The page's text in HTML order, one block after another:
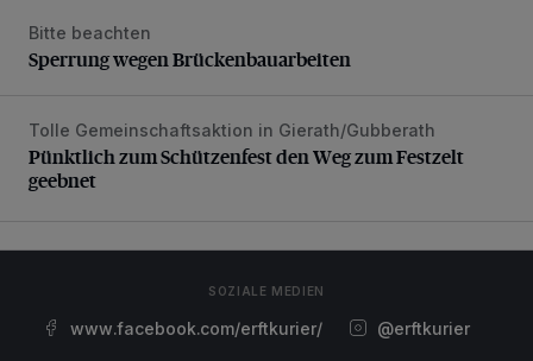
Sperrung wegen Brückenbauarbeiten
Bitte beachten
Sperrung wegen Brückenbauarbeiten
Pünktlich zum Schützenfest den Weg zum Festzelt
Tolle Gemeinschaftsaktion in Gierath/Gubberath
Pünktlich zum Schützenfest den Weg zum Festzelt
geebnet
SOZIALE MEDIEN
www.facebook.com/erftkurier/ @erftkurier